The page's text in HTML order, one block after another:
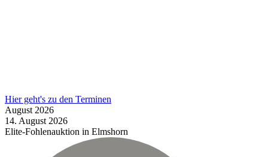
Hier geht's zu den Terminen
August 2026
14. August 2026
Elite-Fohlenauktion in Elmshorn